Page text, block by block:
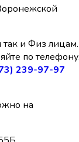
так и Физ
по
239-97-97
на